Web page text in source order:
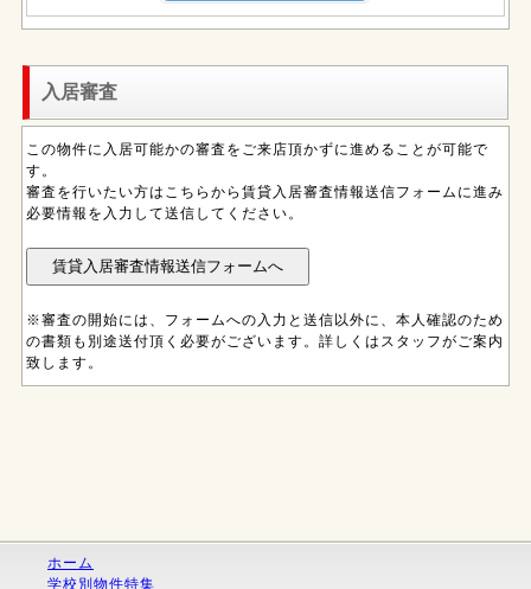
入居審査
この物件に入居可能かの審査をご来店頂かずに進めることが可能で
す。
審査を行いたい方はこちらから賃貸入居審査情報送信フォームに進み
必要情報を入力して送信してください。
※審査の開始には、フォームへの入力と送信以外に、本人確認のため
の書類も別途送付頂く必要がございます。詳しくはスタッフがご案内
致します。
ホーム
学校別物件特集